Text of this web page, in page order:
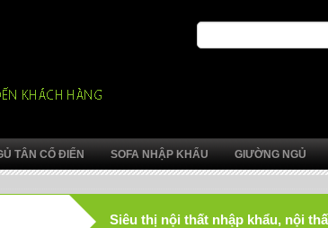
TÂN CỔ ĐIỂN SOFA NHẬP KHẨU GIƯỜNG NGỦ
Siêu thị nội thất nhập khẩu, nội